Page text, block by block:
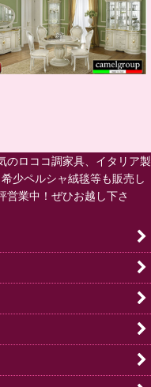
のロココ調家具、イタリア製
少ペルシャ絨毯等も販売し
営業中！ぜひお越し下さ